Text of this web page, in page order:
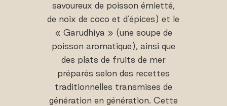
savoureux de poisson émietté,
de noix de coco et d'épices) et le
« Garudhiya » (une soupe de
poisson aromatique), ainsi que
des plats de fruits de mer
préparés selon des recettes
traditionnelles transmises de
génération en génération. Cette